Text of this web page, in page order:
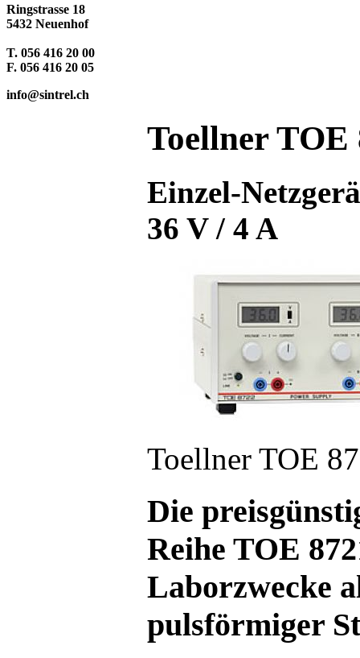
Ringstrasse 18
5432 Neuenhof
T. 056 416 20 00
F. 056 416 20 05
info@sintrel.ch
Toellner TOE
Einzel-
36 V / 4 A
Toellner TOE
Die
Reihe TOE
Laborzwecke
pulsförmiger